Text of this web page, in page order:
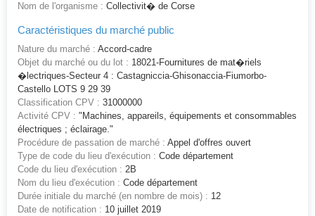
Nom de l'organisme : Collectivit� de Corse
Caractéristiques du marché public
Nature du marché : Accord-cadre
Objet du marché ou du lot : 18021-Fournitures de mat�riels
�lectriques-Secteur 4 : Castagniccia-Ghisonaccia-Fiumorbo-
Castello LOTS 9 29 39
Classification CPV : 31000000
Activité CPV : "Machines, appareils, équipements et consommables
électriques ; éclairage."
Procédure de passation de marché : Appel d'offres ouvert
Type de code du lieu d'exécution : Code département
Code du lieu d'exécution : 2B
Nom du lieu d'exécution : Code département
Durée initiale du marché (en nombre de mois) : 12
Date de notification : 10 juillet 2019